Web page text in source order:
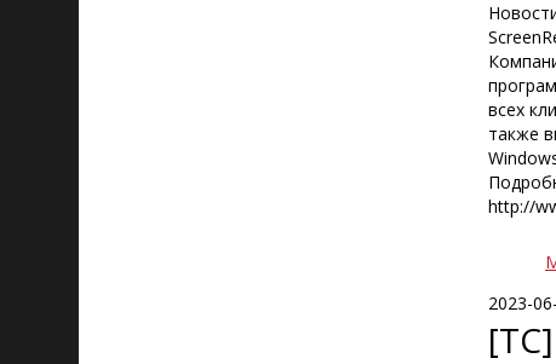
всех
также
http://
2023-